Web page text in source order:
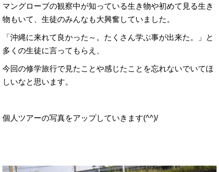
マングローブの観察中が知っている生き物や初めて見る生き
物もいて、生徒のみんなも大興奮していました。
「沖縄に来れて良かった～。たくさん学ぶ事が出来た。」と
多くの生徒に言ってもらえ、
今回の修学旅行で見たことや感じたことを忘れないでいてほ
しいなと思います。
個人ツアーの写真をアップしていきます(^^)/